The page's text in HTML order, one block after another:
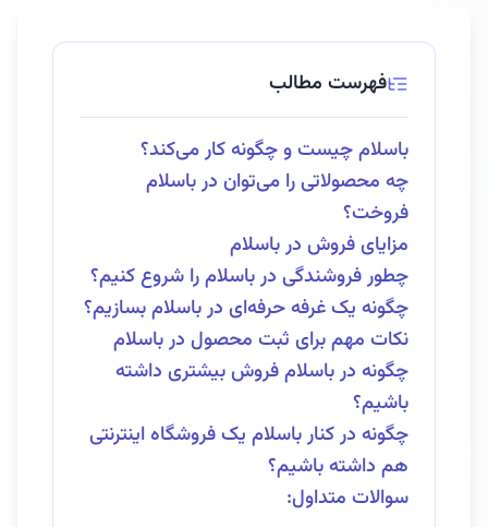
فهرست مطالب
باسلام چیست و چگونه کار می‌کند؟
چه محصولاتی را می‌توان در باسلام
فروخت؟
مزایای فروش در باسلام
چطور فروشندگی در باسلام را شروع کنیم؟
چگونه یک غرفه حرفه‌ای در باسلام بسازیم؟
نکات مهم برای ثبت محصول در باسلام
چگونه در باسلام فروش بیشتری داشته
باشیم؟
چگونه در کنار باسلام یک فروشگاه اینترنتی
هم داشته باشیم؟
سوالات متداول: